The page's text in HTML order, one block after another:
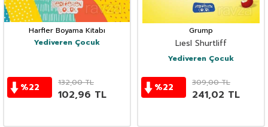
Harfler Boyama Kitabı
Yediveren Çocuk
%22 132,00TL
102,96 TL
Grump
Lıesl Shurtliff
Yediveren Çocuk
%22 309,00TL
241,02 TL